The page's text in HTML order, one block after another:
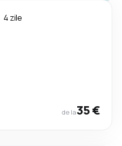
4 zile
de la35 €